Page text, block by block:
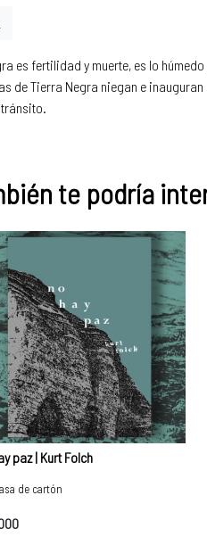
es fertilidad y muerte, es lo
de Tierra Negra niegan e
te podría
paz | Kurt Folch
de cartón